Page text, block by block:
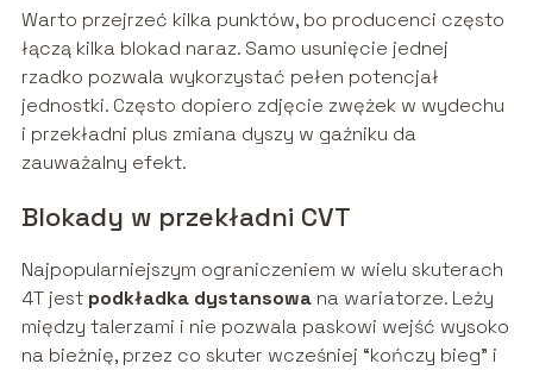
Warto przejrzeć kilka punktów, bo producenci często
łączą kilka blokad naraz. Samo usunięcie jednej
rzadko pozwala wykorzystać pełen potencjał
jednostki. Często dopiero zdjęcie zwężek w wydechu
i przekładni plus zmiana dyszy w gaźniku da
zauważalny efekt.
Blokady w przekładni CVT
Najpopularniejszym ograniczeniem w wielu skuterach
4T jest podkładka dystansowana wariatorze. Leży
między talerzami i nie pozwala paskowi wejść wysoko
na bieżnię, przez co skuter wcześniej “kończy bieg” i